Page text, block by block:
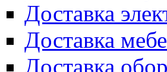
Доставка
Доставка
Доставка